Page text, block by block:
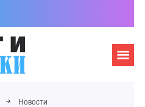
Новости